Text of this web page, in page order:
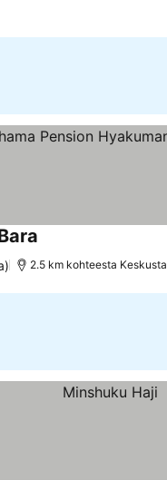
2.5 km kohteesta Keskusta